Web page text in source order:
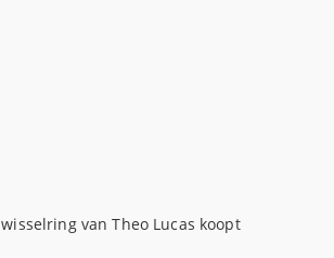
van Theo Lucas koopt